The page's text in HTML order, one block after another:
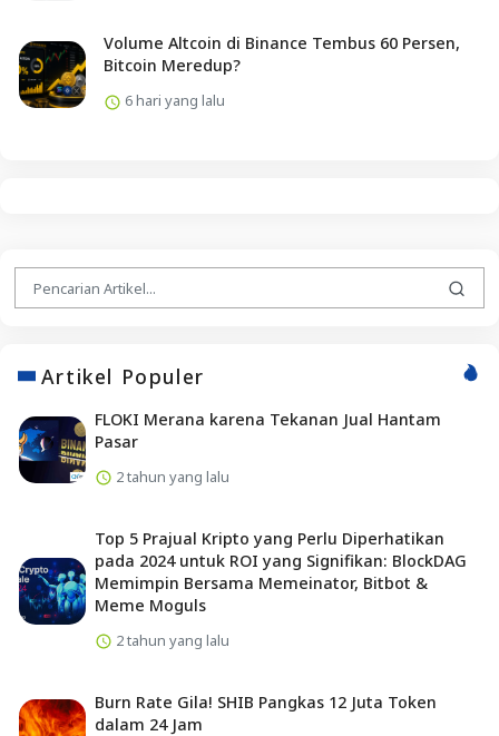
Volume Altcoin di Binance Tembus 60 Persen,
Bitcoin Meredup?
6 hari yang lalu
Artikel Populer
FLOKI Merana karena Tekanan Jual Hantam
Pasar
2 tahun yang lalu
Top 5 Prajual Kripto yang Perlu Diperhatikan
pada 2024 untuk ROI yang Signifikan: BlockDAG
Memimpin Bersama Memeinator, Bitbot &
Meme Moguls
2 tahun yang lalu
Burn Rate Gila! SHIB Pangkas 12 Juta Token
dalam 24 Jam